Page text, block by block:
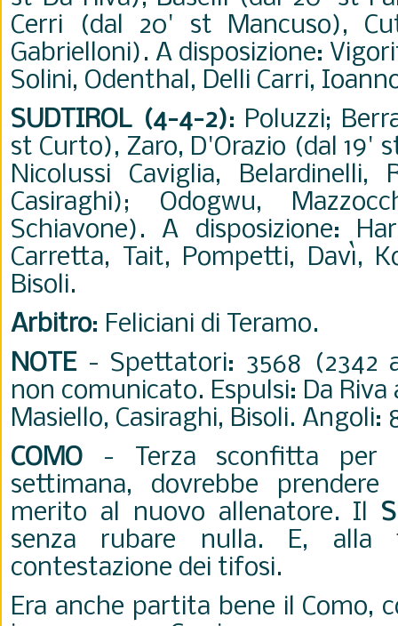
Cerri (dal 20' st Mancuso),
Gabrielloni). A disposizione:
Solini, Odenthal, Delli Carri,
SUDTIROL (4-4-2): Poluzzi;
st Curto), Zaro, D'Orazio (dal 19'
Nicolussi Caviglia,
Casiraghi); Odogwu,
Schiavone). A disposizione:
Carretta, Tait, Pompetti, Davì,
Bisoli.
Arbitro: Feliciani di Teramo.
NOTE - Spettatori: 3568 (2342
non comunicato. Espulsi: Da
Masiello, Casiraghi, Bisoli. Angoli:
COMO - Terza sconfitta
settimana, dovrebbe
merito al nuovo allenatore. Il
senza rubare nulla. E, alla
contestazione dei tifosi.
Era anche partita bene il Como,